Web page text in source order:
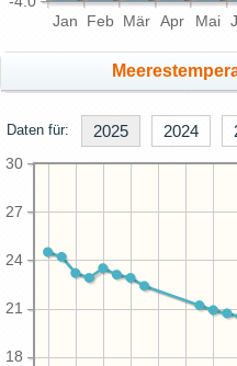
Jan Feb Mär Apr Mai
Daten für: 2025 2024
18
21
24
27
30